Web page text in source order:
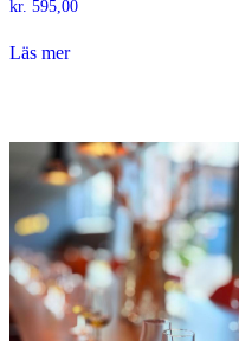
kr. 595,00
Läs mer